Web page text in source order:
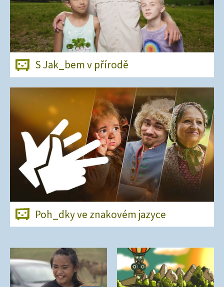
S Jak_bem v přírodě
Poh_dky ve znakovém jazyce